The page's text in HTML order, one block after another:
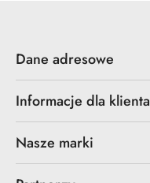
Dane adresowe
Informacje dla klienta
Nasze marki